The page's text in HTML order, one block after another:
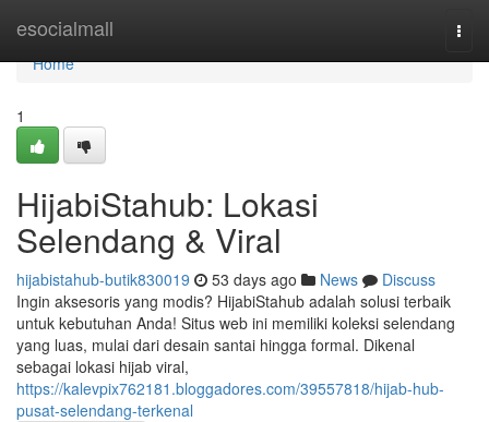
esocialmall
Home
Home
1
HijabiStahub: Lokasi
Selendang & Viral
hijabistahub-butik830019 53 days ago News
Discuss
Ingin aksesoris yang modis? HijabiStahub adalah solusi terbaik
untuk kebutuhan Anda! Situs web ini memiliki koleksi selendang
yang luas, mulai dari desain santai hingga formal. Dikenal
sebagai lokasi hijab viral,
https://kalevpix762181.bloggadores.com/39557818/hijab-hub-
pusat-selendang-terkenal